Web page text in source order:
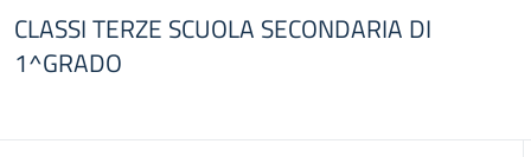
CLASSI TERZE SCUOLA SECONDARIA DI
1^GRADO